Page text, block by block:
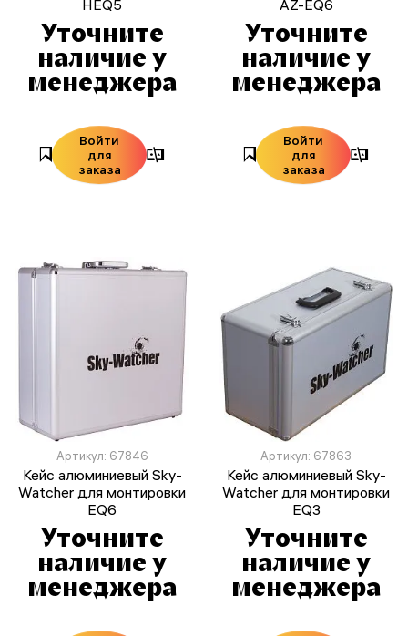
HEQ5
Уточните
наличие у
менеджера
Войти
для
заказа
AZ-EQ6
Уточните
наличие у
менеджера
Войти
для
заказа
Артикул: 67846
Кейс алюминиевый Sky-
Watcher для монтировки
EQ6
Уточните
наличие у
менеджера
Артикул: 67863
Кейс алюминиевый Sky-
Watcher для монтировки
EQ3
Уточните
наличие у
менеджера